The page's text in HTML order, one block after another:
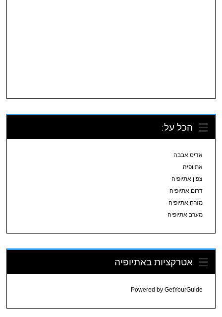
הכל על:
אדיס אבבה
אתיופיה
צפון אתיופיה
דרום אתיופיה
מזרח אתיופיה
מערב אתיופיה
אטרקציות באתיופיה
Powered by GetYourGuide